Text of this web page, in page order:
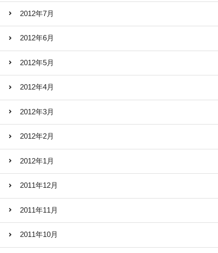
2012年7月
2012年6月
2012年5月
2012年4月
2012年3月
2012年2月
2012年1月
2011年12月
2011年11月
2011年10月